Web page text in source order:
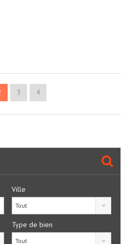
3 4
Ville
Tout
Type de bien
Tout